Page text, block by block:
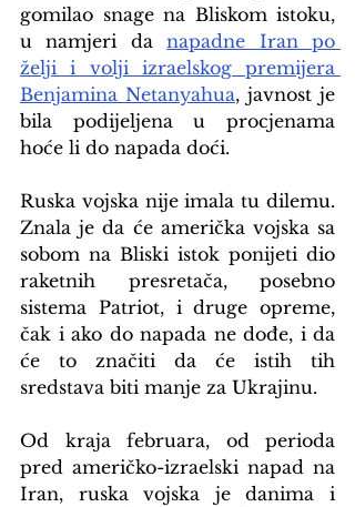
gomilao snage na Bliskom istoku,
u namjeri da napadne Iran po
želji i volji izraelskog premijera
Benjamina Netanyahua, javnost je
bila podijeljena u procjenama
hoće li do napada doći.
Ruska vojska nije imala tu dilemu.
Znala je da će američka vojska sa
sobom na Bliski istok ponijeti dio
raketnih presretača, posebno
sistema Patriot, i druge opreme,
čak i ako do napada ne dođe, i da
će to značiti da će istih tih
sredstava biti manje za Ukrajinu.
Od kraja februara, od perioda
pred američko-izraelski napad na
Iran, ruska vojska je danima i